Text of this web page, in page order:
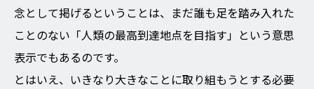
念として掲げるということは、まだ誰も足を踏み入れた
ことのない「人類の最高到達地点を目指す」という意思
表示でもあるのです。
とはいえ、いきなり大きなことに取り組もうとする必要